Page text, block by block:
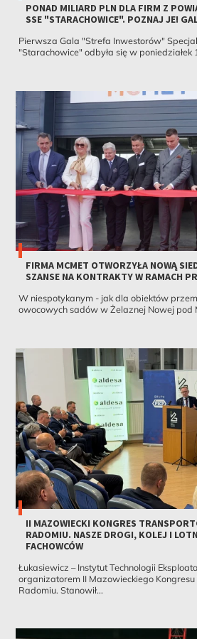
PONAD MILIARD PLN DLA FIRM Z
SSE "STARACHOWICE". POZNAJ JE!
Pierwsza Gala "Strefa Inwestorów"
"Starachowice" odbyła się w poniedziałek
FIRMA MCMET OTWORZYŁA NOWĄ
SZANSE NA KONTRAKTY W RAMACH
W niespotykanym - jak dla obiektów
owocowych sadów w Żelaznej Nowej pod
II MAZOWIECKI KONGRES
RADOMIU. NASZE DROGI, KOLEJ I
FACHOWCÓW
Łukasiewicz – Instytut Technologii
organizatorem II Mazowieckiego
Radomiu. Stanowił...